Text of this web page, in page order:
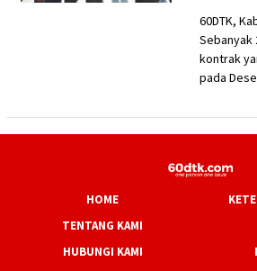
60DTK,
Sebanyak
kontrak
pada
HOME
TENTANG KAMI
HUBUNGI KAMI